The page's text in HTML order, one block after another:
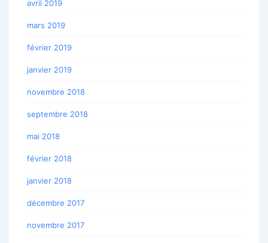
avril 2019
mars 2019
février 2019
janvier 2019
novembre 2018
septembre 2018
mai 2018
février 2018
janvier 2018
décembre 2017
novembre 2017